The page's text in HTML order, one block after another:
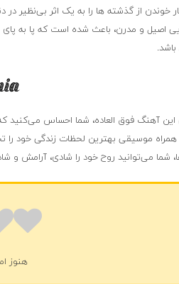
خوندن از گذشته ها را به یک اثر بی‌نظیر
اصیل و مدرن، باعث شده است که پا به پای
این آهنگ فوق العاده، شما احساس
همراه موسیقی بهترین لحظات زندگی خود را
شما می‌توانید روح خود را شادی، آرامش و
هنوز